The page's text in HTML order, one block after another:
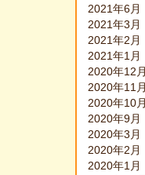
2021年6月
2021年3月
2021年2月
2021年1月
2020年12月
2020年11月
2020年10月
2020年9月
2020年3月
2020年2月
2020年1月